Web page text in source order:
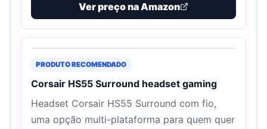
Ver preço na Amazon
PRODUTO RECOMENDADO
Corsair HS55 Surround headset gaming
Headset Corsair HS55 Surround com fio,
uma opção multi-plataforma para quem quer